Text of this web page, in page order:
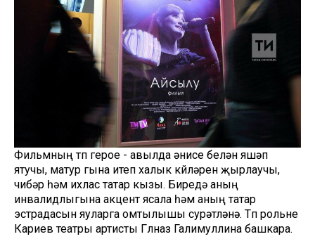
Фильмның төп герое - авылда әнисе белән яшәп
ятучы, матур гына итеп халык көйләрен җырлаучы,
чибәр һәм ихлас татар кызы. Биредә аның
инвалидлыгына акцент ясала һәм аның татар
эстрадасын яуларга омтылышы сурәтләнә. Төп рольне
Кариев театры артисты Гөлназ Галимуллина башкара.